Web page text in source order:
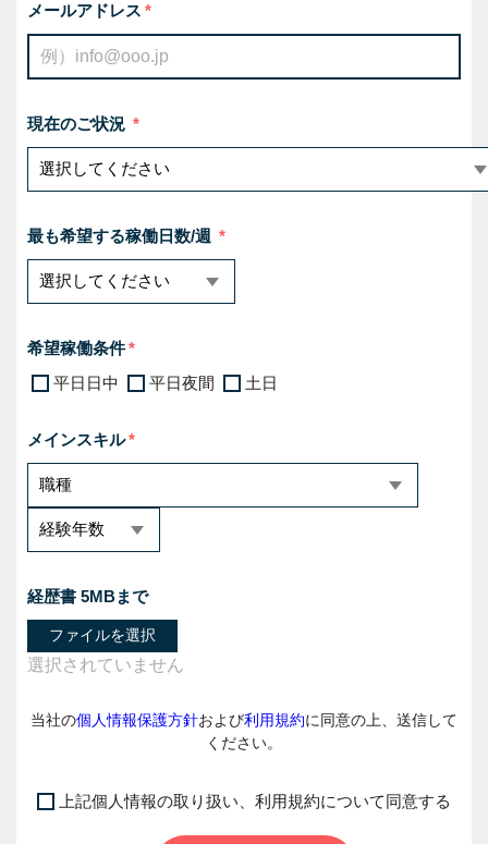
メールアドレス
現在のご状況
最も希望する稼働日数/週
希望稼働条件
平日日中
平日夜間 土日
メインスキル
経歴書 5MBまで
ファイルを選択
当社の個人情報保護方針および利用規約に同意の上、送信して
ください。
上記個人情報の取り扱い、利用規約について同意する